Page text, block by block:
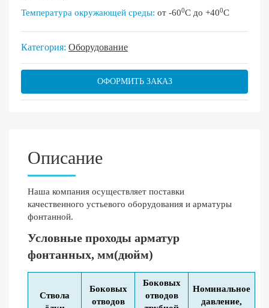
Температура окружающей среды: от -600С до +400С
Категория: Оборудование
ОФОРМИТЬ ЗАКАЗ
Описание
Наша компания осуществляет поставки
качественного устьевого оборудования и арматуры
фонтанной.
Условные проходы арматур
фонтанных, мм(дюйм)
Ствола
Боковых
отводов
Боковых
отводов
Номинальное
давление,